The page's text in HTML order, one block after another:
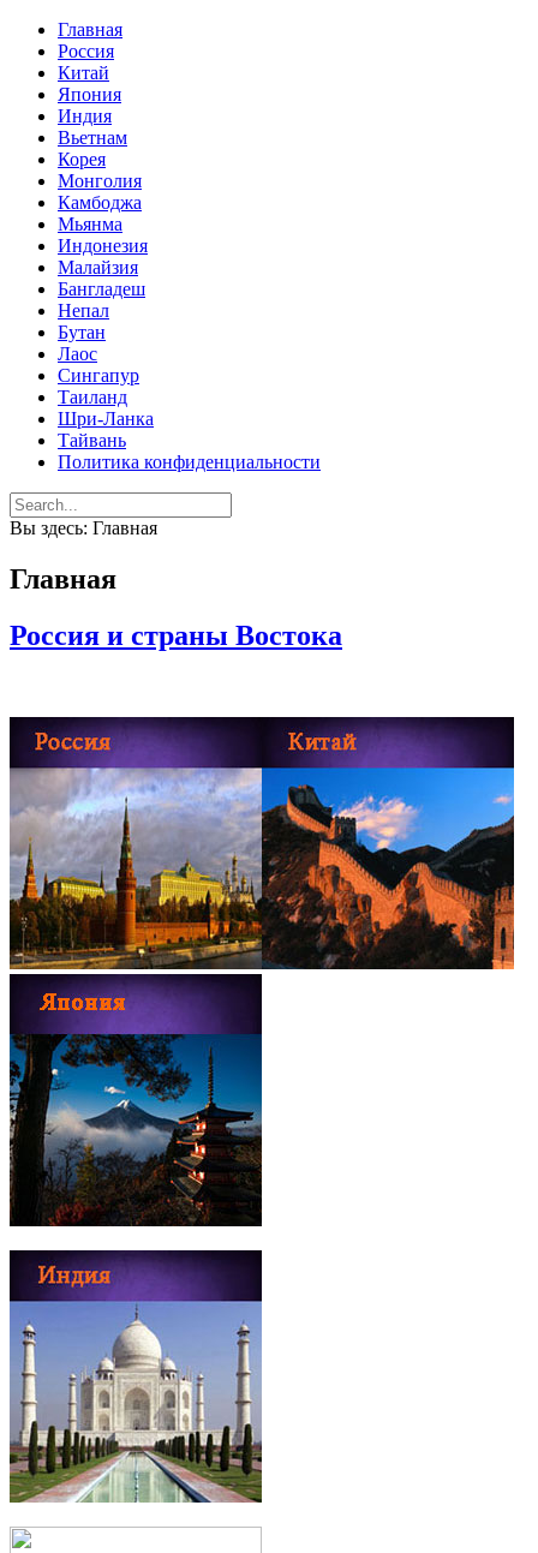
Главная
Россия
Китай
Япония
Индия
Вьетнам
Корея
Монголия
Камбоджа
Мьянма
Индонезия
Малайзия
Бангладеш
Непал
Бутан
Лаос
Сингапур
Таиланд
Шри-Ланка
Тайвань
Политика конфиденциальности
Вы здесь: Главная
Главная
Россия и страны Востока